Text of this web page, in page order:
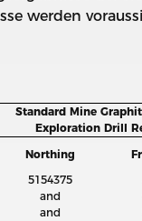
werden
Standard Mine
Exploration Drill
Northing
5154375
and
and